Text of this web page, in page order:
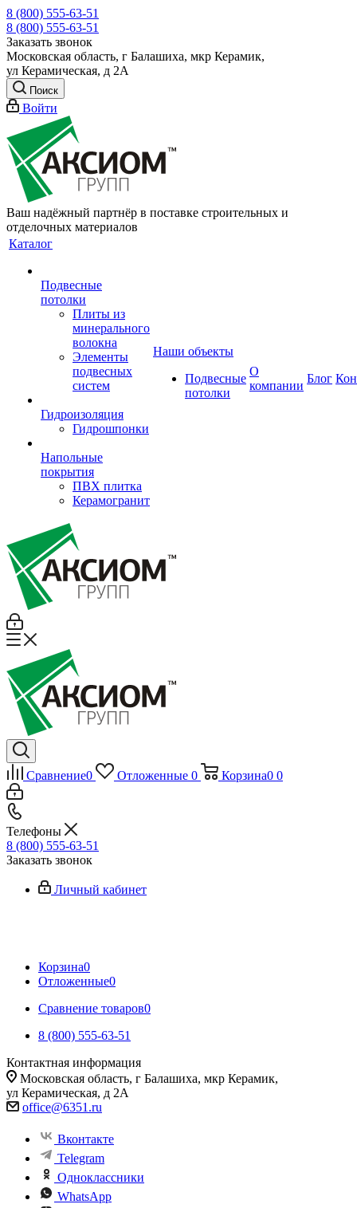
8 (800) 555-63-51
8 (800) 555-63-51
Заказать звонок
Московская область, г Балашиха, мкр Керамик,
ул Керамическая, д 2А
Поиск
Войти
Ваш надёжный партнёр в поставке строительных и
отделочных материалов
Каталог
Подвесные
потолки
Плиты из
минерального
волокна
Элементы
подвесных
систем
Гидроизоляция
Гидрошпонки
Напольные
покрытия
ПВХ плитка
Керамогранит
Наши объекты
Подвесные
потолки
О
компании
Блог
Сравнение0 Отложенные 0 Корзина0 0
Телефоны
8 (800) 555-63-51
Заказать звонок
Личный кабинет
Корзина0
Отложенные0
Сравнение товаров0
8 (800) 555-63-51
Контактная информация
Московская область, г Балашиха, мкр Керамик,
ул Керамическая, д 2А
office@6351.ru
Вконтакте
Telegram
Одноклассники
WhatsApp